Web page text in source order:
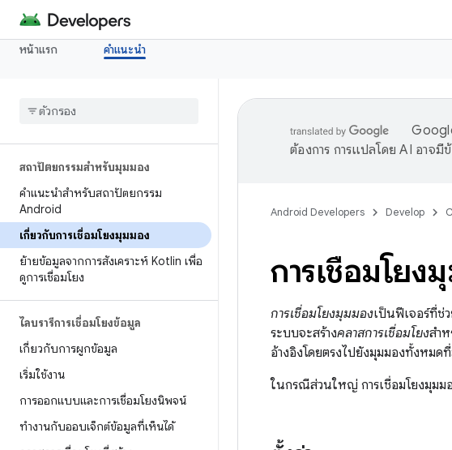
หน้าแรก คำแนะนำ
สถาปัตยกรรมสำหรับมุมมอง
คำแนะนำสำหรับสถาปัตยกรรม
Android
เกี่ยวกับการเชื่อมโยงมุมมอง
ย้ายข้อมูลจากการสังเคราะห์ Kotlin เพื่อ
ดูการเชื่อมโยง
ไลบรารีการเชื่อมโยงข้อมูล
เกี่ยวกับการผูกข้อมูล
เริ่มใช้งาน
การออกแบบและการเชื่อมโยงนิพจน์
ทำงานกับออบเจ็กต์ข้อมูลที่เห็นได้
ต้องการ การแปลโดย AI อาจมี
Android Developers Develop
การเชื่อมโยง
การเชื่อมโยงมุมมองเป็นฟีเจอร์ที่ช่
ระบบจะสร้างคลาสการเชื่อมโยงสํา
อ้างอิงโดยตรงไปยังมุมมองทั้งหมด
ในกรณีส่วนใหญ่ การเชื่อมโยงมุม